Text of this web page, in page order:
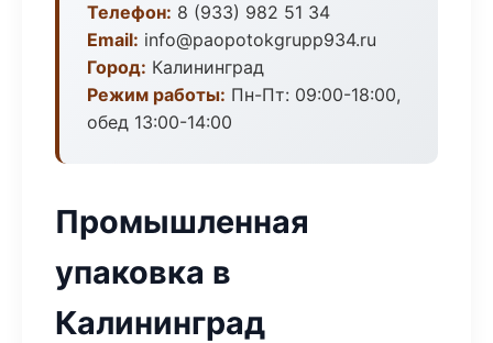
Телефон: 8 (933) 982 51 34
Email: info@paopotokgrupp934.ru
Город: Калининград
Режим работы: Пн-Пт: 09:00-18:00,
обед 13:00-14:00
Промышленная
упаковка в
Калининград